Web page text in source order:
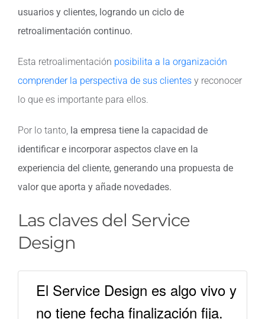
usuarios y clientes, logrando un ciclo de
retroalimentación continuo.
Esta retroalimentación posibilita a la organización
comprender la perspectiva de sus clientes y reconocer
lo que es importante para ellos.
Por lo tanto, la empresa tiene la capacidad de
identificar e incorporar aspectos clave en la
experiencia del cliente, generando una propuesta de
valor que aporta y añade novedades.
Las claves del Service
Design
El Service Design es algo vivo y
no tiene fecha finalización fija.